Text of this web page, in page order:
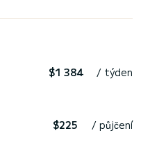
$1 384 / týden
$225 / půjčení